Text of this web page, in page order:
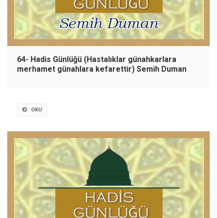
64- Hadis Günlüğü (Hastalıklar günahkarlara
merhamet günahlara kefarettir) Semih Duman
OKU